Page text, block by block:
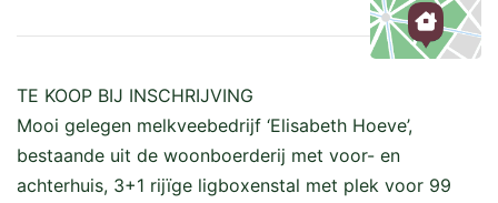
TE KOOP BIJ INSCHRIJVING
Mooi gelegen melkveebedrijf ‘Elisabeth Hoeve’,
bestaande uit de woonboerderij met voor- en
achterhuis, 3+1 rijïge ligboxenstal met plek voor 99